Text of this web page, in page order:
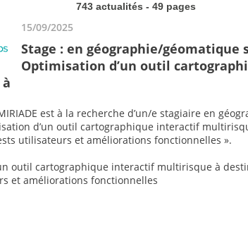
743 actualités - 49 pages
15/09/2025
Stage : en géographie/géomatique
Optimisation d’un outil
est à la recherche d’un/e stagiaire en
d’un outil cartographique interactif
utilisateurs et améliorations fonctionnelles ».
outil cartographique interactif multirisque à
et améliorations fonctionnelles